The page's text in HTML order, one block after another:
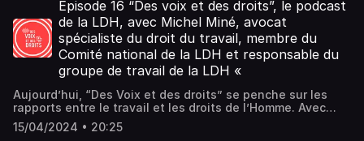
en danger la démocratisation de l’école.
Épisode 16 “Des voix et des droits”, le podcast
de la LDH, avec Michel Miné, avocat
spécialiste du droit du travail, membre du
Comité national de la LDH et responsable du
groupe de travail de la LDH «
Aujourd’hui, “Des Voix et des droits” se penche sur les
rapports entre le travail et les droits de l’Homme. Avec
Michel Miné, avocat spécialiste du droit du travail, nous
aborderons pourquoi et comment la LDH s'intéresse aux
15/04/2024 • 20:25